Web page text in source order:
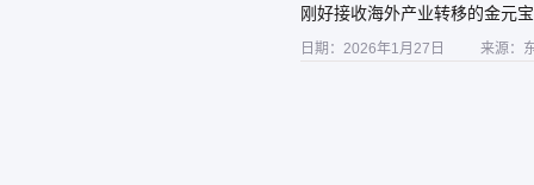
刚好接收海外产业转移的金元
纳外地人的重要因素之一。
日期：2026年1月27日 来源：